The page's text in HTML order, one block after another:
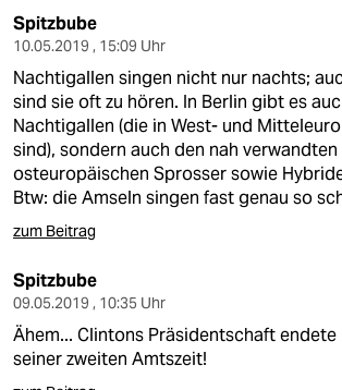
Spitzbube
10.05.2019 , 15:09 Uhr
Nachtigallen singen nicht nur nachts;
sind sie oft zu hören. In Berlin gibt es
Nachtigallen (die in West- und
sind), sondern auch den nah
osteuropäischen Sprosser sowie
Btw: die Amseln singen fast genau so
zum Beitrag
Spitzbube
09.05.2019 , 10:35 Uhr
Ähem... Clintons Präsidentschaft
seiner zweiten Amtszeit!